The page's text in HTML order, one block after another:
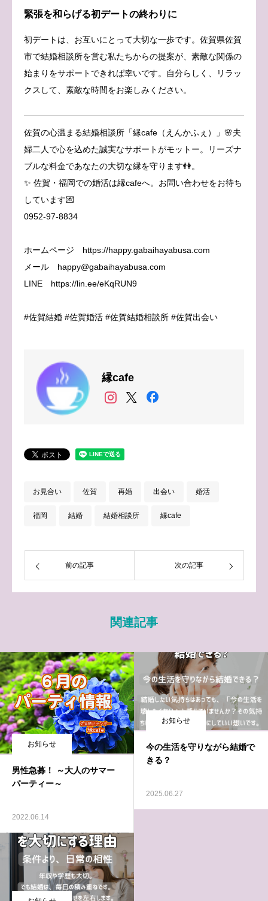
緊張を和らげる初デートの終わりに
初デートは、お互いにとって大切な一歩です。佐賀県佐賀
市で結婚相談所を営む私たちからの提案が、素敵な関係の
始まりをサポートできれば幸いです。自分らしく、リラッ
クスして、素敵な時間をお楽しみください。
佐賀の心温まる結婚相談所「縁cafe（えんかふぇ）」🌸夫
婦二人で心を込めた誠実なサポートがモットー。リーズナ
ブルな料金であなたの大切な縁を守ります👫。
✨ 佐賀・福岡での婚活は縁cafeへ。お問い合わせをお待ち
しています💌
0952-97-8834
ホームページ https://happy.gabaihayabusa.com
メール happy@gabaihayabusa.com
LINE https://lin.ee/eKqRUN9
#佐賀結婚 #佐賀婚活 #佐賀結婚相談所 #佐賀出会い
縁cafe
お見合い 佐賀 再婚 出会い 婚活
福岡 結婚 結婚相談所 縁cafe
前の記事 次の記事
関連記事
お知らせ
男性急募！ ～大人のサマー
パーティー～
2022.06.14
お知らせ
今の生活を守りながら結婚で
きる？
2025.06.27